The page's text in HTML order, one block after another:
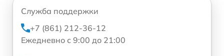
Служба поддержки
+7 (861) 212-36-12
Ежедневно с 9:00 до 21:00